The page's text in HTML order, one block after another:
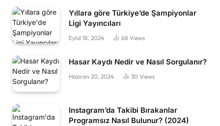
Yıllara göre Türkiye’de Şampiyonlar
Ligi Yayıncıları
Eylül 18, 2024 68 Views
Hasar Kaydı Nedir ve Nasıl Sorgulanır?
Haziran 20, 2024 30 Views
Instagram’da Takibi Bırakanlar
Programsız Nasıl Bulunur? (2024)